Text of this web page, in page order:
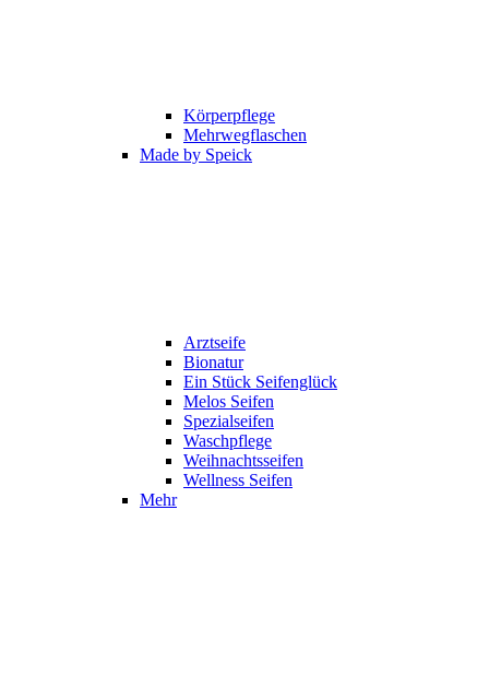
Körperpflege
Mehrwegflaschen
Made by Speick
Arztseife
Bionatur
Ein Stück Seifenglück
Melos Seifen
Spezialseifen
Waschpflege
Weihnachtsseifen
Wellness Seifen
Mehr